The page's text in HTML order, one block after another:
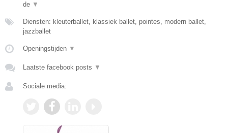
de ▼
Diensten: kleuterballet, klassiek ballet, pointes, modern ballet,
jazzballet
Openingstijden ▼
Laatste facebook posts ▼
Sociale media: